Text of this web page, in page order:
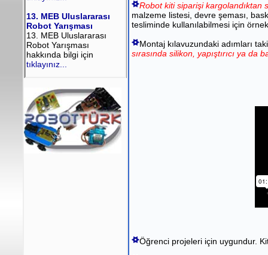
Robot kiti siparişi kargolandıktan
malzeme listesi, devre şeması,
tesliminde kullanılabilmesi için
Montaj kılavuzundaki adımları
sırasında silikon, yapıştırıcı ya
Öğrenci projeleri için uygundur.